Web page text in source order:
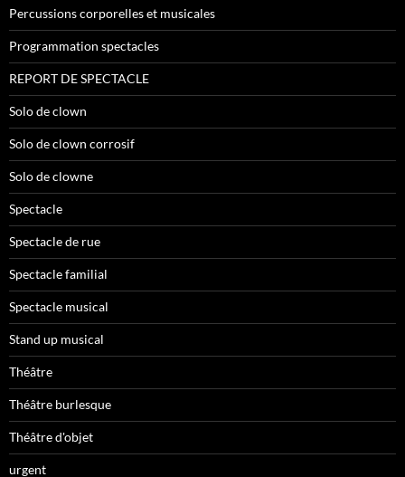
Percussions corporelles et musicales
Programmation spectacles
REPORT DE SPECTACLE
Solo de clown
Solo de clown corrosif
Solo de clowne
Spectacle
Spectacle de rue
Spectacle familial
Spectacle musical
Stand up musical
Théâtre
Théâtre burlesque
Théâtre d'objet
urgent